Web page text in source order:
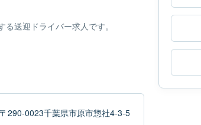
送迎ドライバー求人です。
〒290-0023千葉県市原市惣社4-3-5